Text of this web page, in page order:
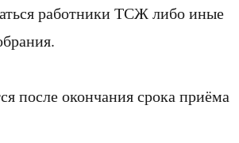
работники ТСЖ либо иные
после окончания срока приёма